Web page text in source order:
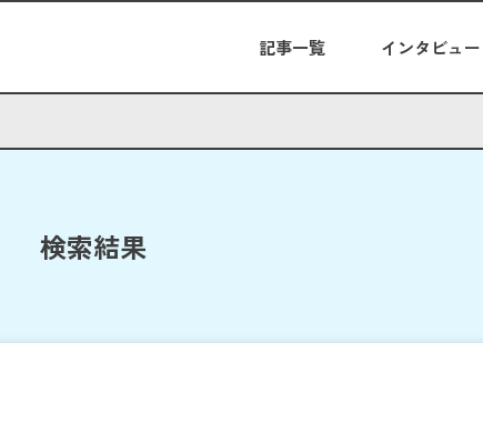
記事一覧 インタビュー
検索結果